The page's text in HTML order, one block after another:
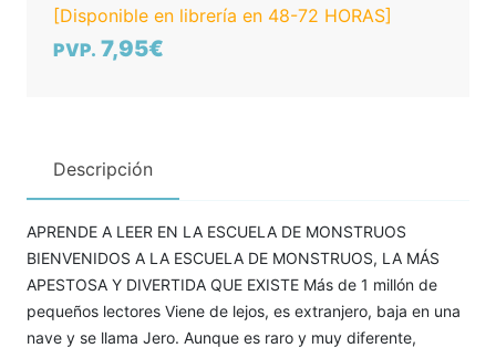
[Disponible en librería en 48-72 HORAS]
PVP. 7,95€
Descripción
APRENDE A LEER EN LA ESCUELA DE MONSTRUOS
BIENVENIDOS A LA ESCUELA DE MONSTRUOS, LA MÁS
APESTOSA Y DIVERTIDA QUE EXISTE Más de 1 millón de
pequeños lectores Viene de lejos, es extranjero, baja en una
nave y se llama Jero. Aunque es raro y muy diferente,